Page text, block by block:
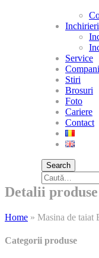
Inchirieri
Service
Stiri
Brosuri
Foto
Cariere
Contact
Search
Detalii produse
Home » Masina de taiat
Categorii produse